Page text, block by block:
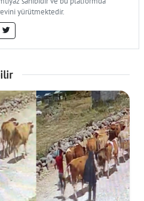
yürütmektedir.